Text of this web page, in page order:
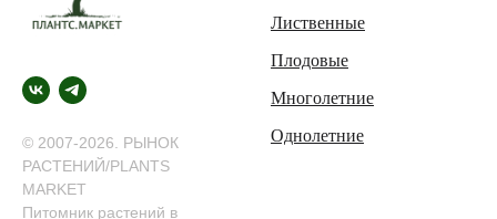
© 2007-2026. РЫНОК
РАСТЕНИЙ/PLANTS
MARKET
Питомник растений в
Лиственные
Плодовые
Многолетние
Однолетние